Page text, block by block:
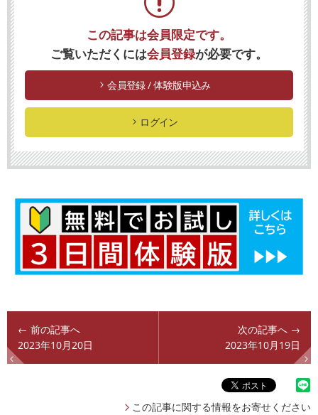
この記事は会員限定です。
ご覧いただくには会員登録が必要です。
会員登録 / 体験版申込み
ログイン
← 前の記事へ
2023年10月20日
次の記事へ →
2023年10月19日
この記事に関する情報をお寄せください